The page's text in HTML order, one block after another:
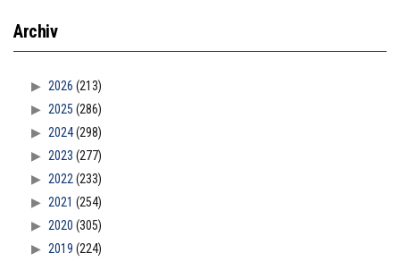
Archiv
2026 (213)
2025 (286)
2024(298)
2023 (277)
2022 (233)
2021 (254)
2020 (305)
2019 (224)